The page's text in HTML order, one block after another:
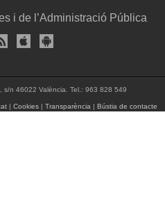
i de l’Administració Pública
s/n 46022 València. Tel.: 963 828 549
| Cookies| Transparència | Bústia de contacte